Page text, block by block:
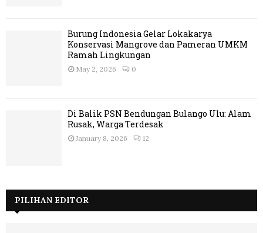
Burung Indonesia Gelar Lokakarya
Konservasi Mangrove dan Pameran UMKM
Ramah Lingkungan
May 2, 2026 0
Di Balik PSN Bendungan Bulango Ulu: Alam
Rusak, Warga Terdesak
January 8, 2026 12
PILIHAN EDITOR